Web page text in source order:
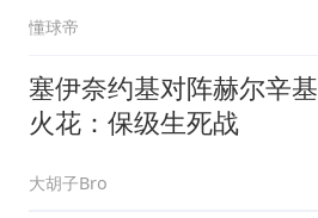
懂球帝
塞伊奈约基对阵赫尔辛基
火花：保级生死战
大胡子Bro